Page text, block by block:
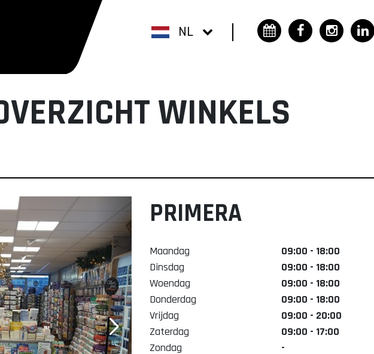
NL
WINKELS
PRIMERA
Maandag
09:00 - 18:00
Dinsdag
09:00 - 18:00
Woendag
09:00 - 18:00
Donderdag
09:00 - 18:00
Vrijdag
09:00 - 20:00
Zaterdag
09:00 - 17:00
Zondag
-